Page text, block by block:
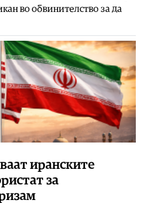
во обвинителство за да
иранските
за